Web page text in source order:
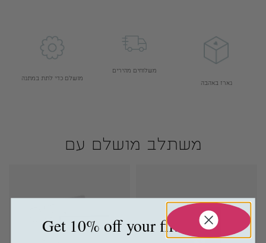
נארז באהבה
משלוחים מהירים
מושלם כדי לתת במתנה
Get 10% off your first order